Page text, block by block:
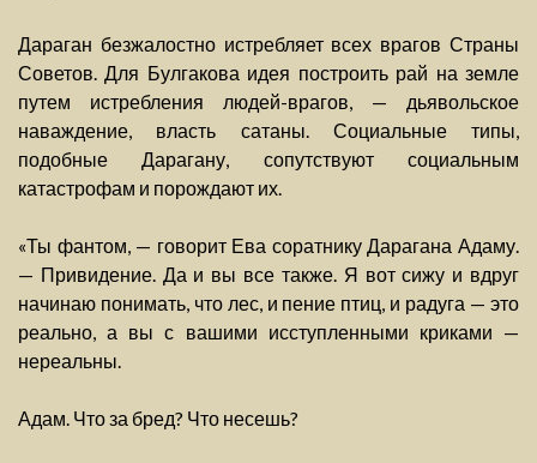
Дараган безжалостно истребляет всех врагов Страны
Советов. Для Булгакова идея построить рай на земле
путем истребления людей-врагов, — дьявольское
наваждение, власть сатаны. Социальные типы,
подобные Дарагану, сопутствуют социальным
катастрофам и порождают их.
«Ты фантом, — говорит Ева соратнику Дарагана Адаму.
— Привидение. Да и вы все также. Я вот сижу и вдруг
начинаю понимать, что лес, и пение птиц, и радуга — это
реально, а вы с вашими исступленными криками —
нереальны.
Адам. Что за бред? Что несешь?